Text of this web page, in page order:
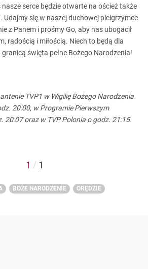
serce będzie otwarte na oścież także
Udajmy się w naszej duchowej pielgrzymce
z Panem i prośmy Go, aby nas ubogacił
radością i miłością. Niech to będą dla
święta pełne Bożego Narodzenia!
TVP1 w Wigilię Bożego Narodzenia
20:00, w Programie Pierwszym
20:07 oraz w TVP Polonia o godz. 21:15.
1 / 1
BOŻE NARODZENIE ORĘDZIE